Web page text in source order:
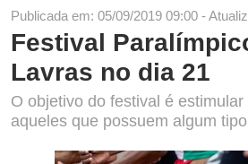
Publicada em: 05/09/2019 09:00 -
Festival
Lavras no dia 21
O objetivo do festival é
aqueles que possuem algum